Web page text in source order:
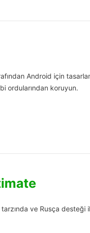
Android için
ordularından koruyun.
ve Rusça desteği